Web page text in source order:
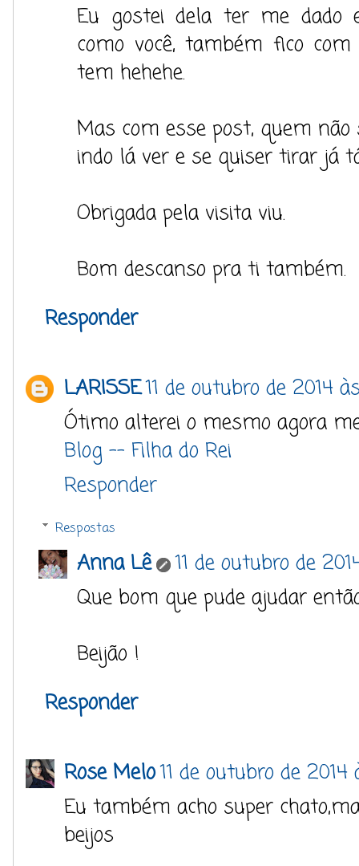
Eu gostei dela ter me dado
como você, também fico
tem hehehe.
Mas com esse post, quem
indo lá ver e se quiser tirar já
Obrigada pela visita viu.
Bom descanso pra ti também.
Responder
LARISSE11 de outubro de 2014
Ótimo alterei o mesmo agora
Blog -- Filha do Rei
Responder
Respostas
Anna Lê
11 de outubro de
Que bom que pude ajudar
Beijão !
Responder
Rose Melo11 de outubro de 2014
Eu também acho super
beijos